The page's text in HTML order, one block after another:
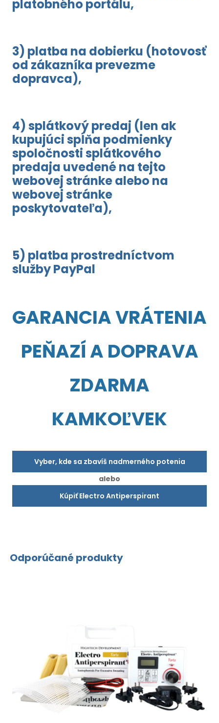
platobného portálu,
3) platba na dobierku (hotovosť
od zákazníka prevezme
dopravca),
4) splátkový predaj (len ak
kupujúci spĺňa podmienky
spoločnosti splátkového
predaja uvedené na tejto
webovej stránke alebo na
webovej stránke
poskytovateľa),
5) platba prostredníctvom
služby PayPal
GARANCIA VRÁTENIA
PEŇAZÍ A DOPRAVA
ZDARMA
KAMKOĽVEK
Vyber, kde sa zbavíš nadmerného potenia
alebo
Kúpiť Electro Antiperspirant
Odporúčané produkty